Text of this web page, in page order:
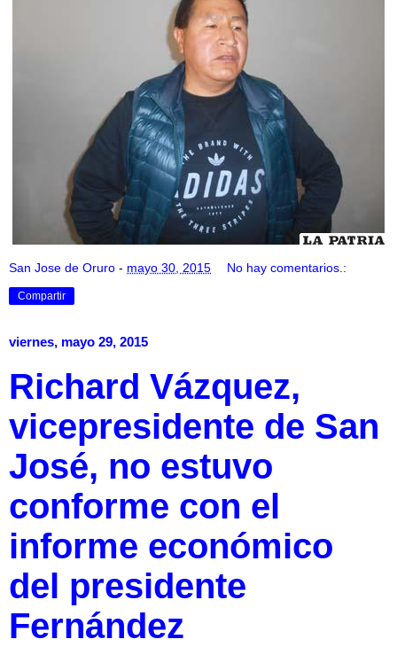
San Jose de Oruro - mayo 30, 2015 No hay comentarios.:
Compartir
viernes, mayo 29, 2015
Richard Vázquez,
vicepresidente de San
José, no estuvo
conforme con el
informe económico
del presidente
Fernández